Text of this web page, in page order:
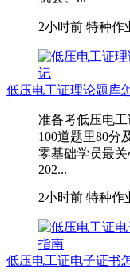
2小时前 特种作
低压电工证理论题库
准备考低压电
100道题里80
零基础学员最关
202...
2小时前 特种作
低压电工证电子证书